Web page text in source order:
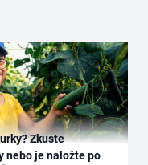
Zkuste
nebo je naložte po